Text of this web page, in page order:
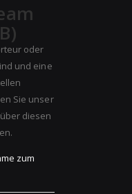
oder
und eine
Sie unser
diesen
zum